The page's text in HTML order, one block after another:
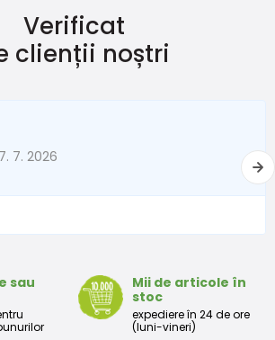
Verificat
clienții noștri
7. 2026
sau
Mii de articole în
stoc
expediere în 24 de ore
(luni-vineri)